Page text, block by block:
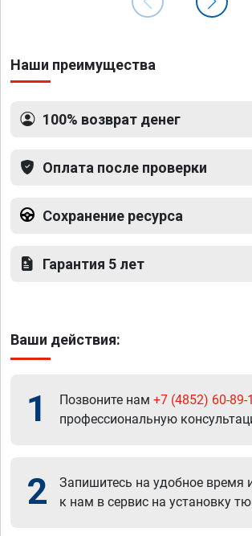
Наши преимущества
100% возврат денег
Оплата после проверки
Сохранение ресурса
Гарантия 5 лет
Ваши действия:
1 Позвоните нам +7 (4852) 60-89-
профессиональную
2
Запишитесь на удобное время
к нам в сервис на установку